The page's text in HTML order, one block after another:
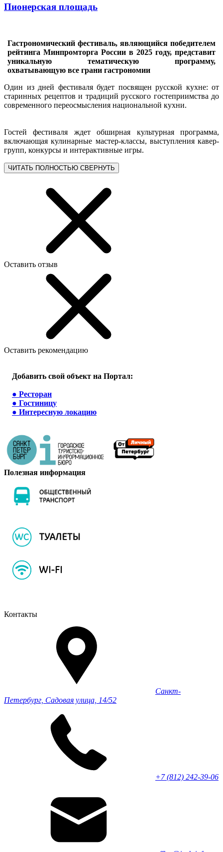
Пионерская площадь
Гастрономический фестиваль, являющийся победителем
рейтинга Минпромторга России в 2025 году, представит
уникальную тематическую программу,
охватывающую все грани гастрономии
Один из дней фестиваля будет посвящен русской кухне: от
старинных рецептов и традиций русского гостеприимства до
современного переосмысления национальной кухни.
Гостей фестиваля ждет обширная культурная программа,
включающая кулинарные мастер-классы, выступления кавер-
групп, конкурсы и интерактивные игры.
ЧИТАТЬ ПОЛНОСТЬЮ СВЕРНУТЬ
Оставить отзыв
Оставить рекомендацию
Добавить свой объект на Портал:
● Ресторан
● Гостиницу
● Интересную локацию
Полезная информация
Контакты
Санкт-
Петербург, Садовая улица, 14/52
+7 (812) 242-39-06